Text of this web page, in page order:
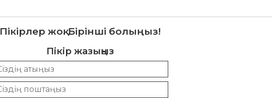
Пікірлер жоқ. Бірінші болыңыз!
Пікір жазыңыз